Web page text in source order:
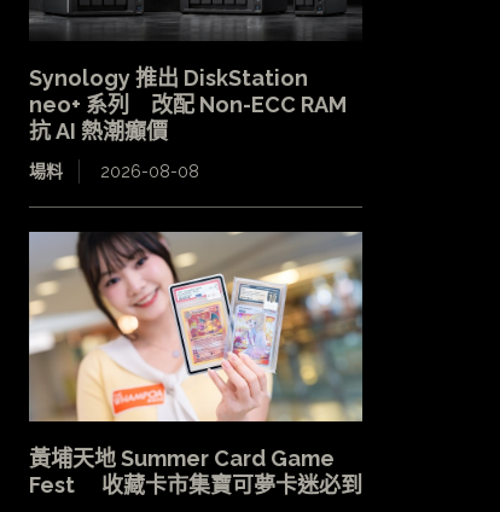
Synology 推出 DiskStation
neo+ 系列 改配 Non-ECC RAM
抗 AI 熱潮癲價
場料 2026-08-08
黃埔天地 Summer Card Game
Fest 收藏卡市集寶可夢卡迷必到